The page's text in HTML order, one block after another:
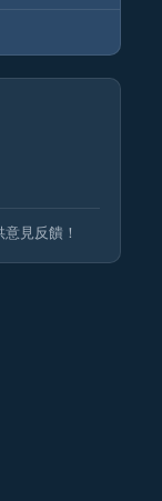
見反饋！